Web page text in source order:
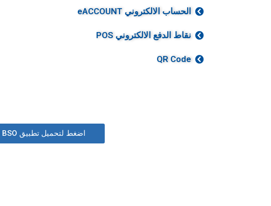
الحساب الالكتروني eACCOUNT
نقاط الدفع الالكتروني POS
QR Code
اضغط لتحميل تطبيق BSO لنظام Android